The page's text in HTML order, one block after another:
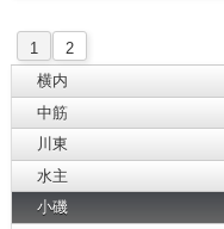
1
2
横内
中筋
川東
水主
小磯